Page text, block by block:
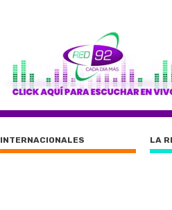
INTERNACIONALES LA